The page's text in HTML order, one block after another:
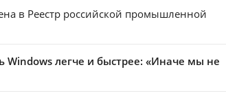
в Реестр российской промышленной
Windows легче и быстрее: «Иначе мы не